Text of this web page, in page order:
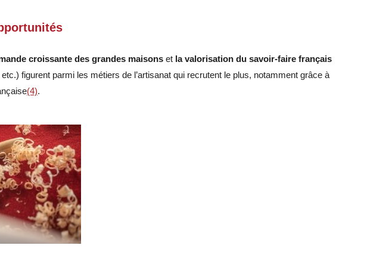
croissante des grandes maisons et la valorisation du savoir-faire français
figurent parmi les métiers de l’artisanat qui recrutent le plus, notamment grâce à
(4).